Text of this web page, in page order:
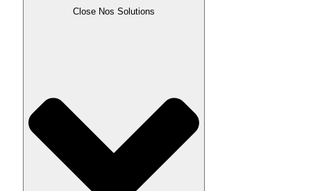
Close Nos Solutions